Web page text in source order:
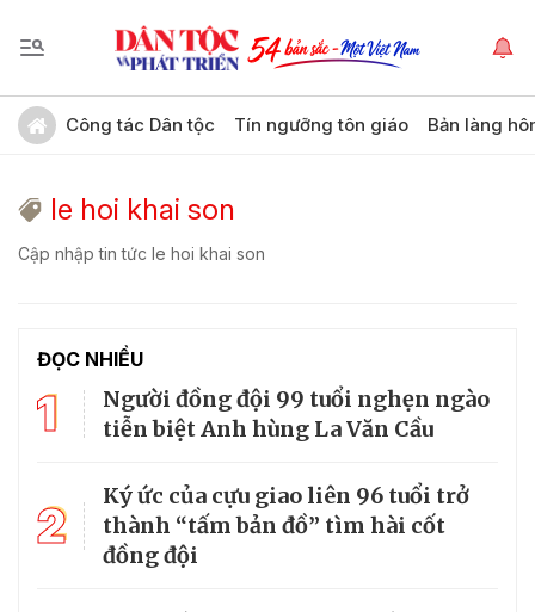
Công tác Dân tộc Tín ngưỡng tôn giáo Bản làng
le hoi khai son
Cập nhập tin tức le hoi khai son
ĐỌC NHIỀU
1
Người đồng đội 99 tuổi nghẹn ngào
tiễn biệt Anh hùng La Văn Cầu
2
Ký ức của cựu giao liên 96 tuổi trở
thành “tấm bản đồ” tìm hài cốt
đồng đội